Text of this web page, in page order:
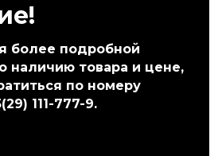
более подробной
наличию товара и цене,
по номеру
111-777-9.